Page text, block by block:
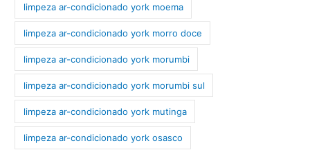
limpeza ar-condicionado york moema
limpeza ar-condicionado york morro doce
limpeza ar-condicionado york morumbi
limpeza ar-condicionado york morumbi sul
limpeza ar-condicionado york mutinga
limpeza ar-condicionado york osasco